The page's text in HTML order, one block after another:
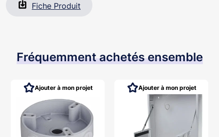
Fiche Produit
Fréquemment achetés ensemble
Ajouter à mon projet Ajouter à mon projet